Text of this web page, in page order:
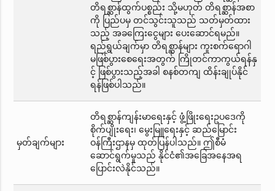
တိရစ္ဆာန်ထွက်ပစ္စည်း သို့မဟုတ် တိရစ္ဆာန်အစာ
ကို ပြည်ပမှ တင်သွင်းသူသည် သတ်မှတ်ထား
သည့် အခကြေးငွေများ ပေးဆောင်ရမည်။
ရည်ရွယ်ချက်မှာ တိရစ္ဆာန်များ ကူးစက်ရောဂါ
မဖြစ်ပွားစေရေးအတွက် ကြိုတင်ကာကွယ်ရန်နှ
င့် ဖြစ်ပွားသည့်အခါ စနစ်တကျ ထိန်းချုပ်နိုင်
ရန်ဖြစ်ပါသည်။
မှတ်ချက်များ
တိရစ္ဆာန်ကျန်းမာရေးနှင့် ဖွံ့ဖြိုးရေးဥပဒေကို
စိုက်ပျိုးရေး၊ မွေးမြူရေးနှင့် ဆည်မြောင်း
ဝန်ကြီးဌာနမှ ထုတ်ပြန်ပါသည်။ ဤစီမံ
ဆောင်ရွက်မှုသည် နိုင်ငံ၏အခြေအနေအရ
ပြောင်းလဲနိုင်သည်။